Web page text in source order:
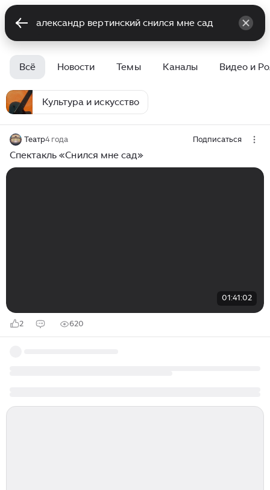
Всё Новости Темы Каналы Видео и
Культура и искусство
Театр4 года Подписаться
Спектакль «Снился мне сад»
01:41:02
2 620